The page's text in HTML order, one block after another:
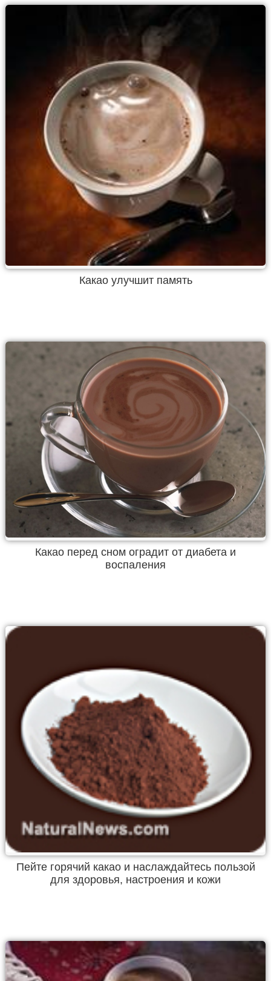
Какао улучшит память
Какао перед сном оградит от диабета и
воспаления
Пейте горячий какао и наслаждайтесь пользой
для здоровья, настроения и кожи